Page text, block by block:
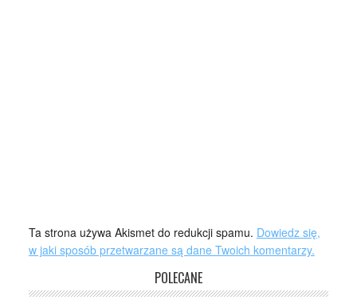
Ta strona używa Akismet do redukcji spamu. Dowiedz się,
w jaki sposób przetwarzane są dane Twoich komentarzy.
POLECANE